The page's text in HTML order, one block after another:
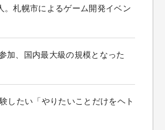
。札幌市によるゲーム開発イベン
加、国内最大級の規模となった
したい「やりたいことだけをヘト